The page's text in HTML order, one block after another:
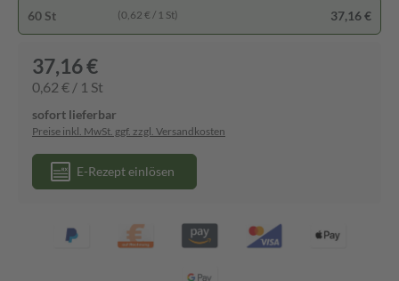
60 St (0,62 € / 1 St) 37,16 €
37,16 €
0,62 € / 1 St
sofort lieferbar
Preise inkl. MwSt. ggf. zzgl. Versandkosten
E-Rezept einlösen